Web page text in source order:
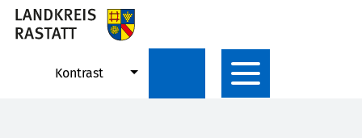
Kontrast